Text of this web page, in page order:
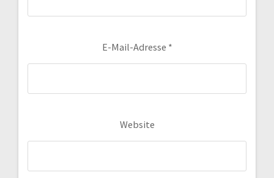
E-Mail-Adresse *
Website